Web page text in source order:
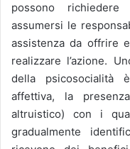
possono
assumersi le
assistenza da offrire
realizzare l’azione.
della psicosocialità
affettiva, la
altruistico) con i
gradualmente